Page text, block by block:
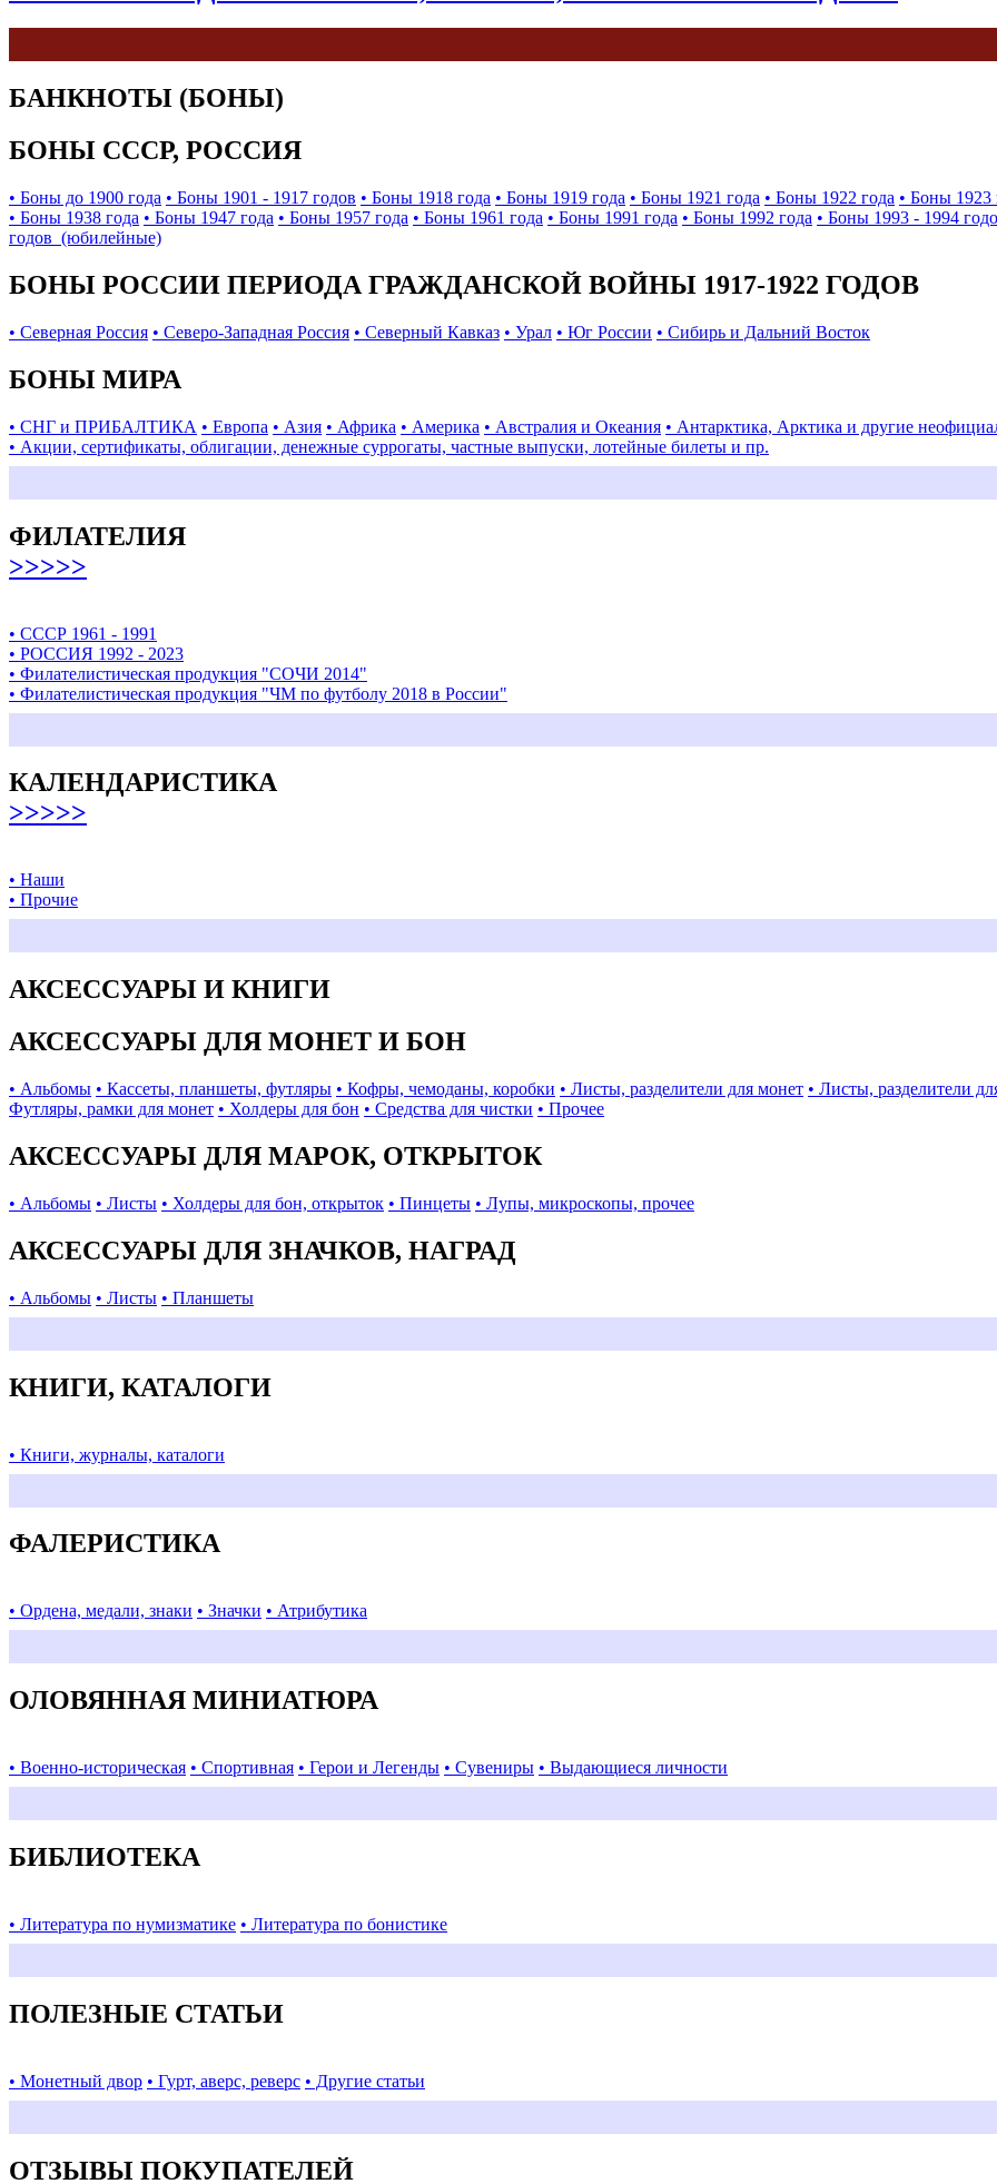
БАНКНОТЫ (БОНЫ)
БОНЫ СССР, РОССИЯ
• Боны до 1900 года • Боны 1901 - 1917 годов • Боны 1918 года • Боны 1919 года • Боны 1921 года • Боны 1922 года • Боны 1923
• Боны 1938 года • Боны 1947 года • Боны 1957 года • Боны 1961 года • Боны 1991 года • Боны 1992 года • Боны 1993 - 1994
годов (юбилейные)
БОНЫ РОССИИ ПЕРИОДА ГРАЖДАНСКОЙ ВОЙНЫ 1917-1922 ГОДОВ
• Северная Россия • Северо-Западная Россия • Северный Кавказ • Урал • Юг России • Сибирь и Дальний Восток
БОНЫ МИРА
• СНГ и ПРИБАЛТИКА • Европа • Азия • Африка • Америка • Австралия и Океания • Антарктика, Арктика и другие
• Акции, сертификаты, облигации, денежные суррогаты, частные выпуски, лотейные билеты и пр.
ФИЛАТЕЛИЯ
>>>>>
• СССР 1961 - 1991
• РОССИЯ 1992 - 2023
• Филателистическая продукция "СОЧИ 2014"
• Филателистическая продукция "ЧМ по футболу 2018 в России"
КАЛЕНДАРИСТИКА
>>>>>
• Наши
• Прочие
АКСЕССУАРЫ И КНИГИ
АКСЕССУАРЫ ДЛЯ МОНЕТ И БОН
• Альбомы • Кассеты, планшеты, футляры • Кофры, чемоданы, коробки • Листы, разделители для монет • Листы, разделители
Футляры, рамки для монет • Холдеры для бон • Средства для чистки • Прочее
АКСЕССУАРЫ ДЛЯ МАРОК, ОТКРЫТОК
• Альбомы • Листы • Холдеры для бон, открыток • Пинцеты • Лупы, микроскопы, прочее
АКСЕССУАРЫ ДЛЯ ЗНАЧКОВ, НАГРАД
• Альбомы • Листы • Планшеты
КНИГИ, КАТАЛОГИ
• Книги, журналы, каталоги
ФАЛЕРИСТИКА
• Ордена, медали, знаки • Значки • Атрибутика
ОЛОВЯННАЯ МИНИАТЮРА
• Военно-историческая • Спортивная • Герои и Легенды • Сувениры • Выдающиеся личности
БИБЛИОТЕКА
• Литература по нумизматике • Литература по бонистике
ПОЛЕЗНЫЕ СТАТЬИ
• Монетный двор • Гурт, аверс, реверс • Другие статьи
ОТЗЫВЫ ПОКУПАТЕЛЕЙ